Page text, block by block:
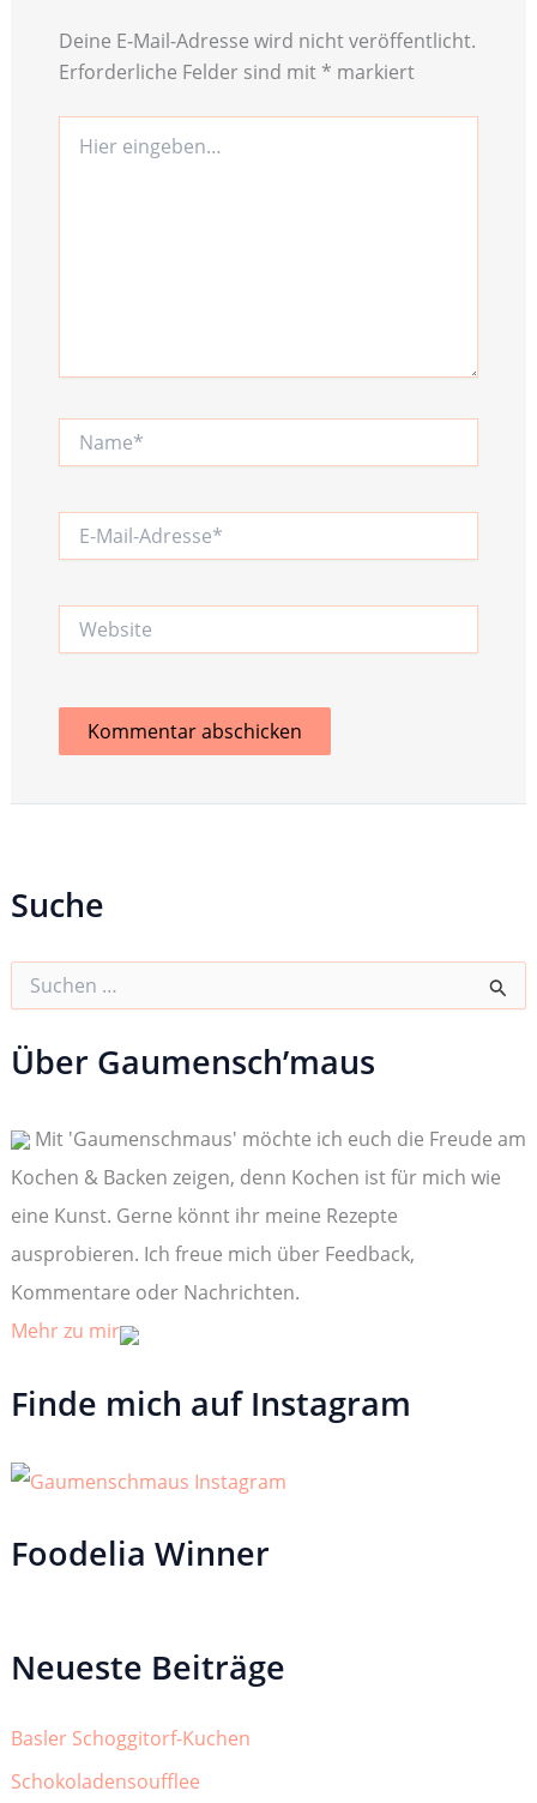
Deine E-Mail-Adresse wird nicht veröffentlicht.
Erforderliche Felder sind mit * markiert
eingeben…
Mail-
Website
Suche
h
e
a
h
:
Über Gaumensch’maus
Mit 'Gaumenschmaus' möchte ich euch die Freude am
Kochen & Backen zeigen, denn Kochen ist für mich wie
eine Kunst. Gerne könnt ihr meine Rezepte
ausprobieren. Ich freue mich über Feedback,
Kommentare oder Nachrichten.
Mehr zu mir
Finde mich auf Instagram
Foodelia Winner
Neueste Beiträge
Basler Schoggitorf-Kuchen
Schokoladensoufflee